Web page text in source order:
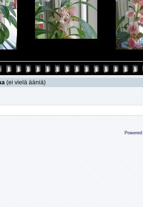
(ei vielä ääniä)